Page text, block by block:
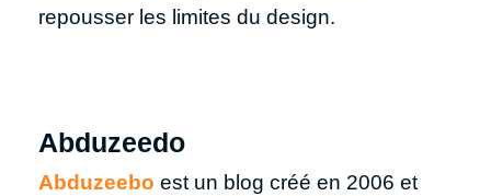
repousser les limites du design.
Abduzeedo
Abduzeebo est un blog créé en 2006 et